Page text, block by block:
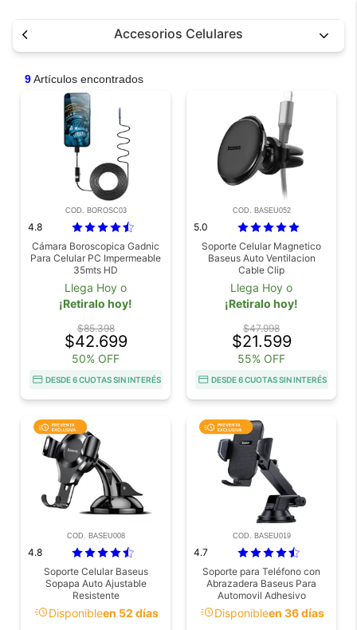
Accesorios Celulares
9Artículos encontrados
COD. BOROSC03
4.8
Cámara Boroscopica Gadnic
Para Celular PC Impermeable
35mts HD
Llega Hoy o
¡Retiralo hoy!
$85.398
$42.699
50% OFF
DESDE 6 CUOTAS SIN INTERÉS
COD. BASEU052
5.0
Soporte Celular Magnetico
Baseus Auto Ventilacion
Cable Clip
Llega Hoy o
¡Retiralo hoy!
$47.998
$21.599
55% OFF
DESDE 6 CUOTAS SIN INTERÉS
COD. BASEU008
4.8
Soporte Celular Baseus
Sopapa Auto Ajustable
Resistente
acuteDisponibleen 52 días
COD. BASEU019
4.7
Soporte para Teléfono con
Abrazadera Baseus Para
Automovil Adhesivo
acuteDisponibleen 36 días